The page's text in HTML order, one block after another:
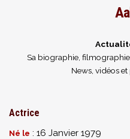
Sa biographie,
News, vidéos
Actrice
Né le : 16 Janvier 1979